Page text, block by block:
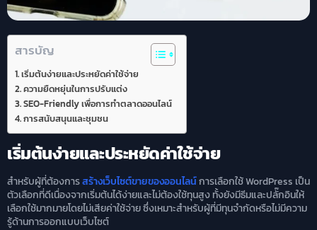
สารบัญ
เริ่มต้นง่ายและประหยัดค่าใช้จ่าย
ความยืดหยุ่นในการปรับแต่ง
SEO-Friendly เพื่อการทำตลาดออนไลน์
การสนับสนุนและชุมชน
เริ่มต้นง่ายและประหยัดค่าใช้จ่าย
สำหรับผู้ที่ต้องการสร้างเว็บไซต์ขายของออนไลน์การเลือกใช้ WordPress เป็น
ตัวเลือกที่ดีเนื่องจากเริ่มต้นได้ง่ายและไม่ต้องใช้ทุนสูง ทั้งยังมีธีมและปลั๊กอินให้
เลือกใช้มากมายโดยไม่เสียค่าใช้จ่าย ซึ่งเหมาะสำหรับผู้ที่มีทุนจำกัดหรือไม่มีความ
รู้ด้านการออกแบบเว็บไซต์